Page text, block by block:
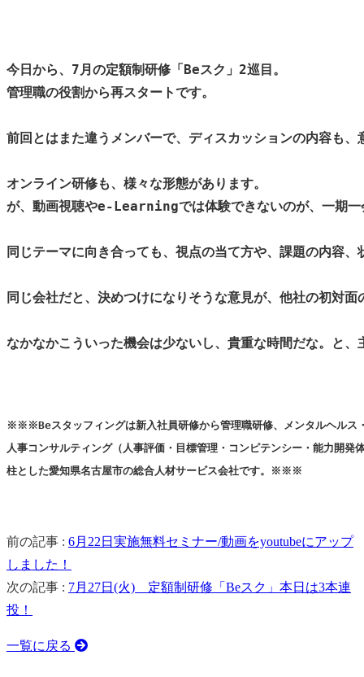
今日から、7月の定額制研修「Beスク」2巡目。
管理職の役割から再スタートです。
前回とはまた違うメンバーで、ディスカッションの内容も
オンライン研修も、様々な形態があります。
が、動画視聴やe-Learningでは体験できないのが、一期一
同じテーマに向き合っても、視点の当て方や、課題の内容
同じ会社だと、決めつけになりそうな意見が、他社の初対
なかなかこういった機会は少ないし、貴重な時間だな。と
※※※Beスタッフィングは新入社員研修から管理職研修、メンタルヘルス
人事コンサルティング（人事評価・目標管理・コンピテンシー・能力開発
柱とした愛知県名古屋市の総合人材サービス会社です。※※※
前の記事 : 6月22日実施無料セミナー/動画をyoutubeにアップ
しました！
次の記事 : 7月27日(火) 定額制研修「Beスク」本日は3本連
投！
一覧に戻る